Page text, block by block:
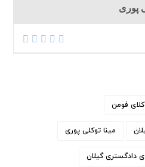
پوری
فومن
مینا توکلی پوری
دادگستری گیلان